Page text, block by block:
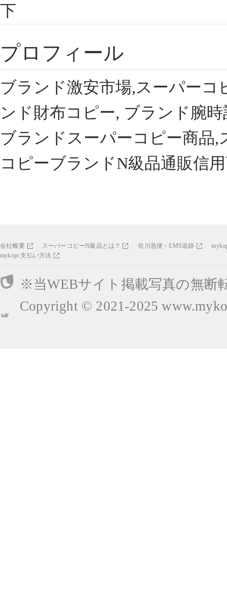
下
プロフィール
ブランド激安市場,スーパー
ンド財布コピー, ブランド腕
ブランドスーパーコピー商品
コピーブランドN級品通販信
会社概要 スーパーコピーN級品とは？ 佐川急便・EMS追跡
mykopi 支払い方法
※当WEBサイト掲載写真の無断
Copyright © 2021-2025